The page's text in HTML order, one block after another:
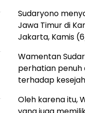
Sudaryono
Jawa Timur di
Jakarta, Kamis
Wamentan
perhatian penuh
terhadap
Oleh karena itu,